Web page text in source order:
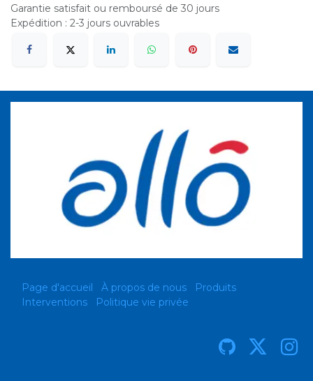
Garantie satisfait ou remboursé de 30 jours
Expédition : 2-3 jours ouvrables
Page d'accueil À propos de nous
Produits
Interventions
Politique vie privée